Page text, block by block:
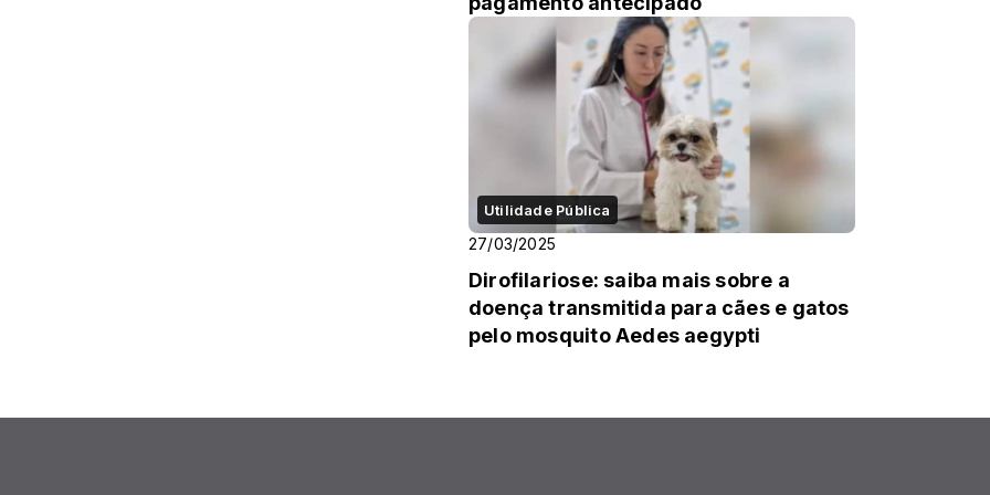
Utilidade Pública
27/03/2025
Dirofilariose: saiba mais sobre a
doença transmitida para cães e gatos
pelo mosquito Aedes aegypti